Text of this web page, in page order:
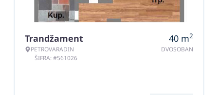
Trandžament
PETROVARADIN
ŠIFRA: #561026
40 m2
DVOSOBAN